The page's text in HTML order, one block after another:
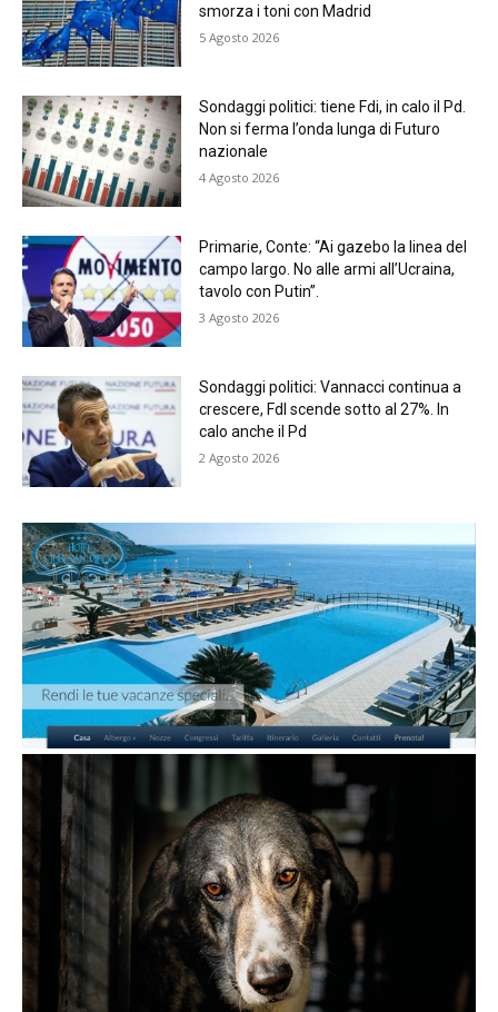
smorza i toni con Madrid
5 Agosto 2026
Sondaggi politici: tiene Fdi, in calo il Pd.
Non si ferma l’onda lunga di Futuro
nazionale
4 Agosto 2026
Primarie, Conte: “Ai gazebo la linea del
campo largo. No alle armi all’Ucraina,
tavolo con Putin”.
3 Agosto 2026
Sondaggi politici: Vannacci continua a
crescere, FdI scende sotto al 27%. In
calo anche il Pd
2 Agosto 2026